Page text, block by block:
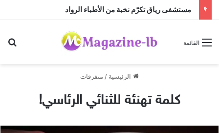
مستشفى رياق تكرّم نخبة من الأطباء الرواد
القائمة
الرئيسية / متفرقات
كلمة تهنئة للثنائي الرئاسي!